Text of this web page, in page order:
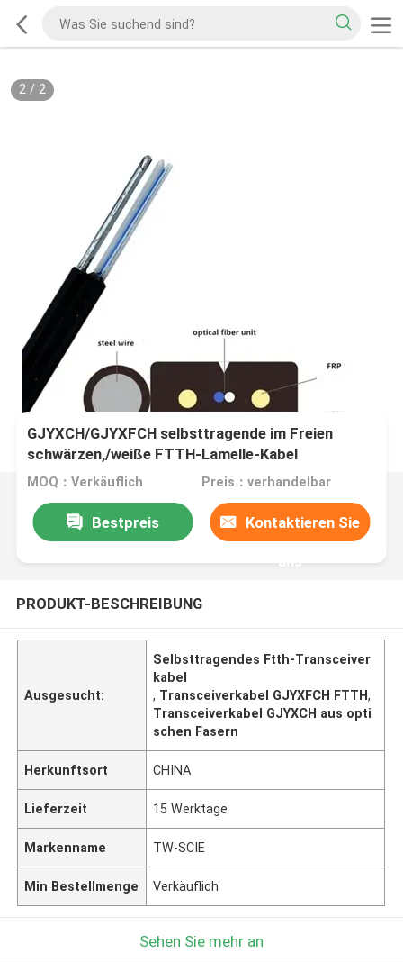
2/ 2
GJYXCH/GJYXFCH selbsttragende im Freien
schwärzen,/weiße FTTH-Lamelle-Kabel
MOQ：Verkäuflich Preis：verhandelbar
Bestpreis Kontaktieren Sie
uns
PRODUKT-BESCHREIBUNG
Ausgesucht:
Selbsttragendes Ftth-Transceiver
kabel
, Transceiverkabel GJYXFCH FTTH,
Transceiverkabel GJYXCH aus opti
schen Fasern
Herkunftsort CHINA
Lieferzeit 15 Werktage
Markenname TW-SCIE
Min Bestellmenge Verkäuflich
Sehen Sie mehr an